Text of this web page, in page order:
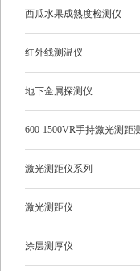
西瓜水果成熟度检测仪
红外线测温仪
地下金属探测仪
600-1500VR手持激光测距
多功能
激光测距仪系列
激光测距仪
涂层测厚仪